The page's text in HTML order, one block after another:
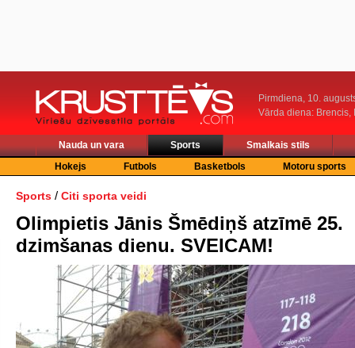
Pirmdiena, 10.
Vārda diena: Brencis,
Nauda un vara Sports
Smalkais stils
Hokejs
Futbols Basketbols Motoru sports
Sports / Citi sporta veidi
Olimpietis Jānis Šmēdiņš atzīmē 25.
dzimšanas dienu. SVEICAM!